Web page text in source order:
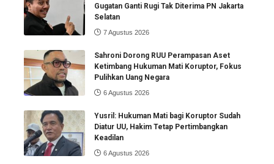
Gugatan Ganti Rugi Tak Diterima PN Jakarta
Selatan
7 Agustus 2026
Sahroni Dorong RUU Perampasan Aset
Ketimbang Hukuman Mati Koruptor, Fokus
Pulihkan Uang Negara
6 Agustus 2026
Yusril: Hukuman Mati bagi Koruptor Sudah
Diatur UU, Hakim Tetap Pertimbangkan
Keadilan
6 Agustus 2026